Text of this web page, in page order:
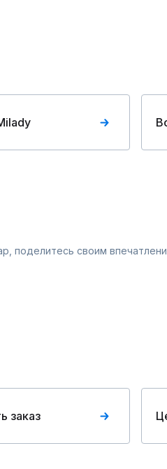
поделитесь своим
заказ